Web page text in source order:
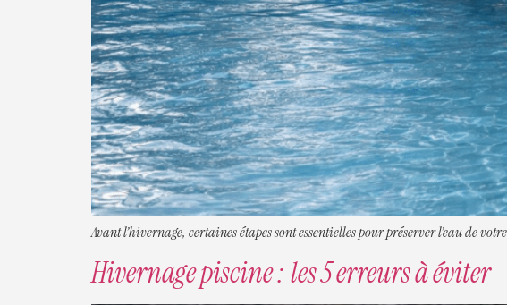
Avant l’hivernage, certaines étapes sont essentielles pour préserver l’eau de
Hivernage piscine : les 5 erreurs à éviter